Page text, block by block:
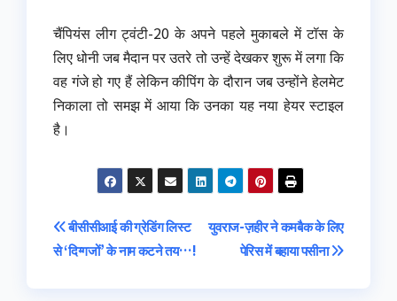
चैंपियंस लीग ट्वंटी-20 के अपने पहले मुकाबले में टॉस के
लिए धोनी जब मैदान पर उतरे तो उन्हें देखकर शुरू में लगा कि
वह गंजे हो गए हैं लेकिन कीपिंग के दौरान जब उन्होंने हेलमेट
निकाला तो समझ में आया कि उनका यह नया हेयर स्टाइल
है।
Post
navigation
युवराज-ज़हीर ने कमबैक के लिए
पेरिस में बहाया पसीना
बीसीसीआई की ग्रेडिंग लिस्ट
से ‘दिग्गजों’ के नाम कटने तय…!